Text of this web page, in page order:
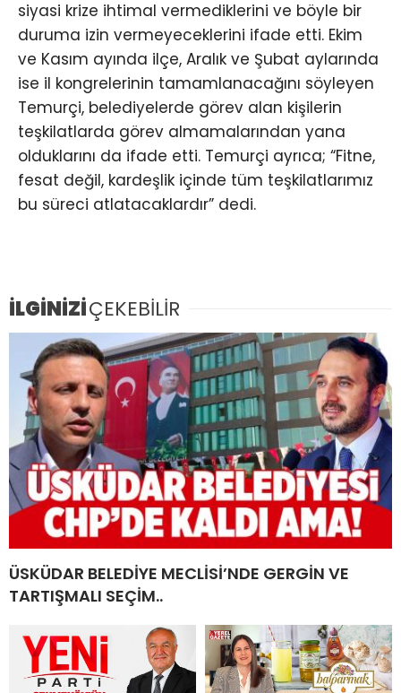
siyasi krize ihtimal vermediklerini ve böyle bir
duruma izin vermeyeceklerini ifade etti. Ekim
ve Kasım ayında ilçe, Aralık ve Şubat aylarında
ise il kongrelerinin tamamlanacağını söyleyen
Temurçi, belediyelerde görev alan kişilerin
teşkilatlarda görev almamalarından yana
olduklarını da ifade etti. Temurçi ayrıca; “Fitne,
fesat değil, kardeşlik içinde tüm teşkilatlarımız
bu süreci atlatacaklardır” dedi.
İLGİNİZİÇEKEBİLİR
ÜSKÜDAR BELEDİYE MECLİSİ’NDE GERGİN VE
TARTIŞMALI SEÇİM..